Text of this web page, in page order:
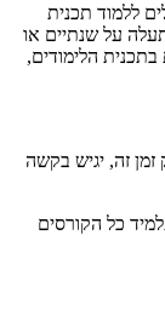
ללמוד תכנית
על שנתיים או
הנוהגת בתכנית הלימודים,
זמן זה, יגיש בקשה
כל הקורסים